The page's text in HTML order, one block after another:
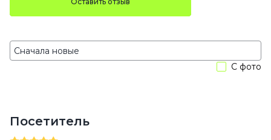
С фото
Посетитель